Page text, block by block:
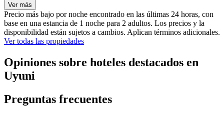
Ver más
Precio más bajo por noche encontrado en las últimas 24 horas, con
base en una estancia de 1 noche para 2 adultos. Los precios y la
disponibilidad están sujetos a cambios. Aplican términos adicionales.
Ver todas las propiedades
Opiniones sobre hoteles destacados en
Uyuni
Preguntas frecuentes